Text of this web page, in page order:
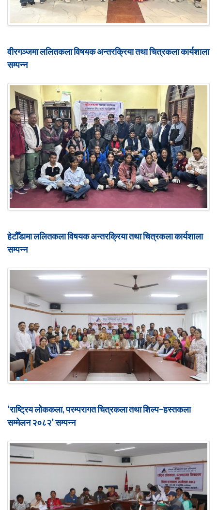
वीरगञ्जमा ललितकला विषयक अन्तरक्रिया तथा चित्रकला कार्यशाला
सम्पन्न
हेटौँडामा ललितकला विषयक अन्तरक्रिया तथा चित्रकला कार्यशाला
सम्पन्न
‘राष्ट्रिय लोककला, परम्परागत चित्रकला तथा शिल्प–हस्तकला
सम्मेलन २०८२’ सम्पन्न